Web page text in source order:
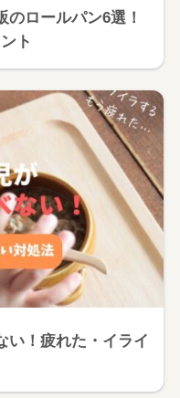
ロールパン6選！
ト
い！疲れた・イライ